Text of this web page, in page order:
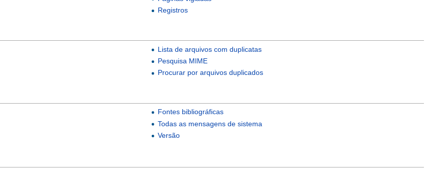
Registros
Lista de arquivos com duplicatas
Pesquisa MIME
Procurar por arquivos duplicados
Fontes bibliográficas
Todas as mensagens de sistema
Versão